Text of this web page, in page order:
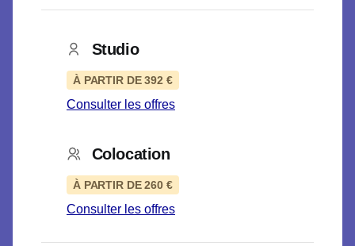
Studio
À PARTIR DE 392 €
Consulter les offres
Colocation
À PARTIR DE 260 €
Consulter les offres